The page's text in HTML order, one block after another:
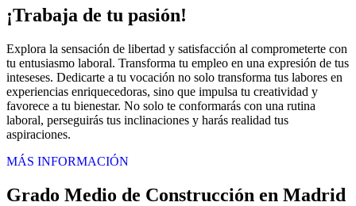
¡Trabaja de tu pasión!
Explora la sensación de libertad y satisfacción al comprometerte con
tu entusiasmo laboral. Transforma tu empleo en una expresión de tus
inteseses. Dedicarte a tu vocación no solo transforma tus labores en
experiencias enriquecedoras, sino que impulsa tu creatividad y
favorece a tu bienestar. No solo te conformarás con una rutina
laboral, perseguirás tus inclinaciones y harás realidad tus
aspiraciones.
MÁS INFORMACIÓN
Grado Medio de Construcción en Madrid